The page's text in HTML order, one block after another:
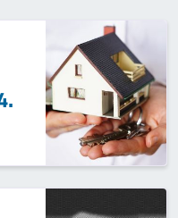
- ANNO 2024.}